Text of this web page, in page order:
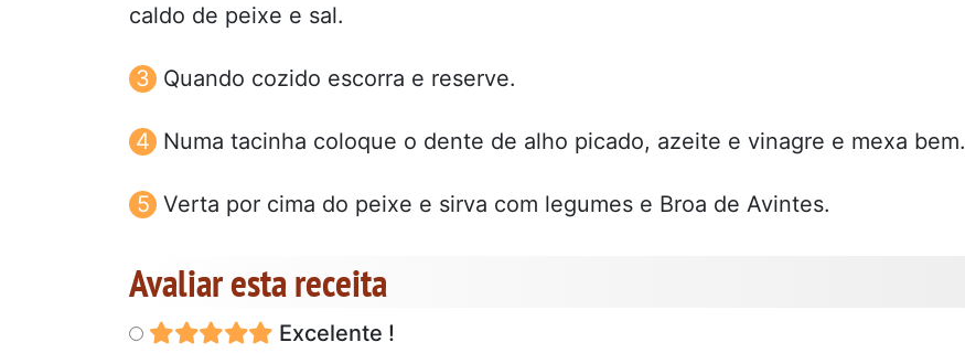
caldo de peixe e sal.
Quando cozido escorra e reserve.
Numa tacinha coloque o dente de alho picado, azeite e vinagre e mexa bem.
Verta por cima do peixe e sirva com legumes e Broa de Avintes.
Avaliar esta receita
Excelente !